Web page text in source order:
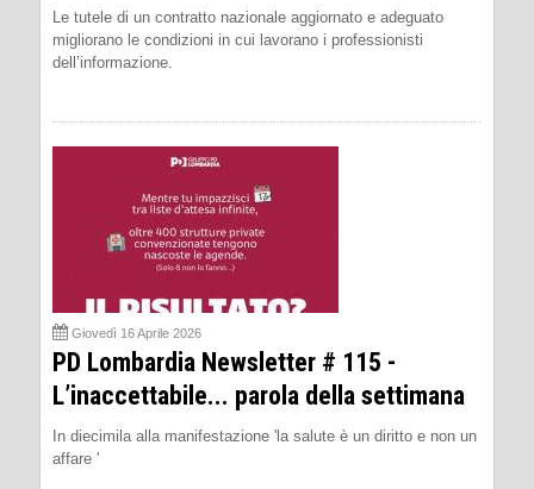
Le tutele di un contratto nazionale aggiornato e adeguato
migliorano le condizioni in cui lavorano i professionisti
dell’informazione.
Giovedì 16 Aprile 2026
PD Lombardia Newsletter # 115 -
L’inaccettabile... parola della settimana
In diecimila alla manifestazione 'la salute è un diritto e non un
affare '